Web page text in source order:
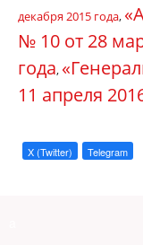
декабря 2015 года,
№ 10 от 28
года,
11 апреля
X (Twitter) Telegram